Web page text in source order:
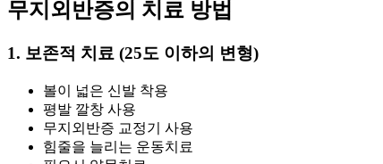
무지외반증의 치료 방법
1. 보존적 치료 (25도 이하의 변형)
볼이 넓은 신발 착용
평발 깔창 사용
무지외반증 교정기 사용
힘줄을 늘리는 운동치료